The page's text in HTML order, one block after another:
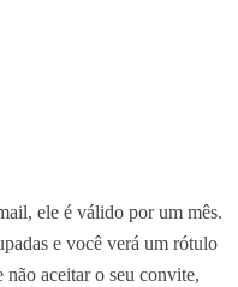
ele é válido por um mês.
e você verá um rótulo
aceitar o seu convite,